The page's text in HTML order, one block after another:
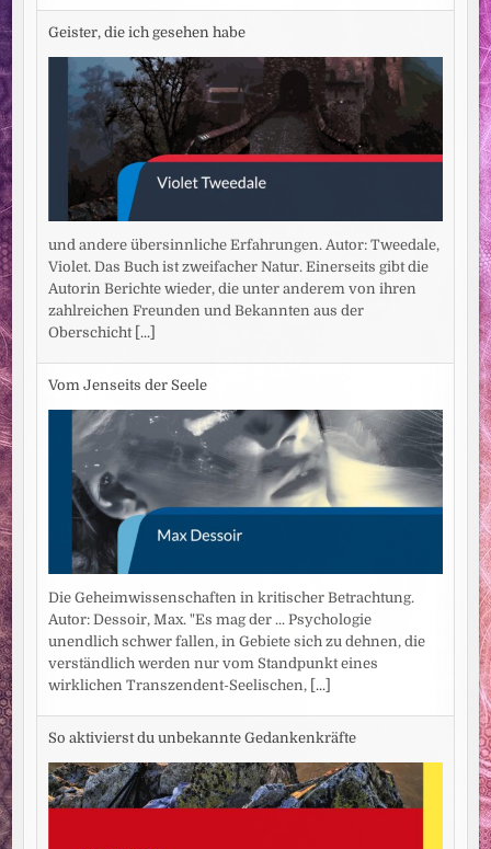
Geister, die ich gesehen habe
und andere übersinnliche Erfahrungen. Autor: Tweedale,
Violet. Das Buch ist zweifacher Natur. Einerseits gibt die
Autorin Berichte wieder, die unter anderem von ihren
zahlreichen Freunden und Bekannten aus der
Oberschicht [...]
Vom Jenseits der Seele
Die Geheimwissenschaften in kritischer Betrachtung.
Autor: Dessoir, Max. "Es mag der ... Psychologie
unendlich schwer fallen, in Gebiete sich zu dehnen, die
verständlich werden nur vom Standpunkt eines
wirklichen Transzendent-Seelischen, [...]
So aktivierst du unbekannte Gedankenkräfte